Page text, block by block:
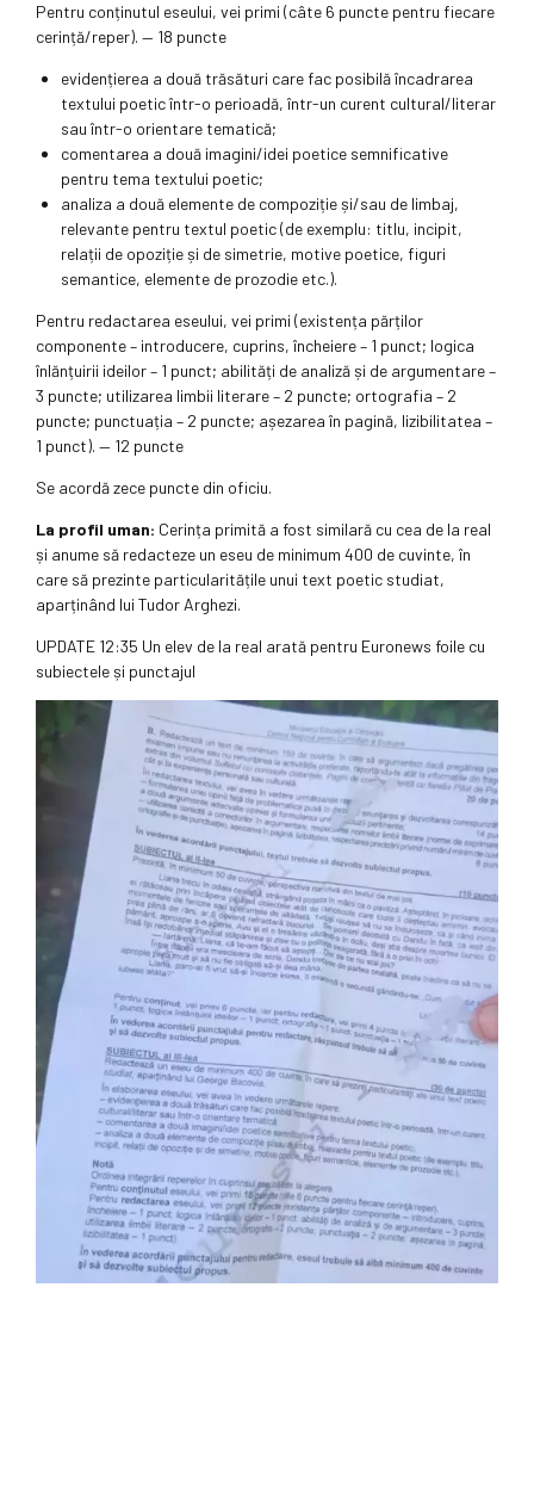
Pentru conținutul eseului, vei primi (câte 6 puncte pentru fiecare
cerință/reper). — 18 puncte
evidențierea a două trăsături care fac posibilă încadrarea
textului poetic într-o perioadă, într-un curent cultural/literar
sau într-o orientare tematică;
comentarea a două imagini/idei poetice semnificative
pentru tema textului poetic;
analiza a două elemente de compoziție și/sau de limbaj,
relevante pentru textul poetic (de exemplu: titlu, incipit,
relații de opoziție și de simetrie, motive poetice, figuri
semantice, elemente de prozodie etc.).
Pentru redactarea eseului, vei primi (existența părților
componente – introducere, cuprins, încheiere – 1 punct; logica
înlănțuirii ideilor – 1 punct; abilități de analiză și de argumentare –
3 puncte; utilizarea limbii literare – 2 puncte; ortografia – 2
puncte; punctuația – 2 puncte; așezarea în pagină, lizibilitatea –
1 punct). — 12 puncte
Se acordă zece puncte din oficiu.
La profil uman: Cerința primită a fost similară cu cea de la real
și anume să redacteze un eseu de minimum 400 de cuvinte, în
care să prezinte particularitățile unui text poetic studiat,
aparținând lui Tudor Arghezi.
UPDATE 12:35 Un elev de la real arată pentru Euronews foile cu
subiectele și punctajul